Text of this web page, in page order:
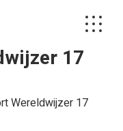
17
Wereldwijzer 17